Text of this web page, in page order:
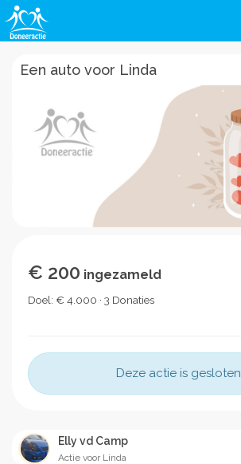
Een auto voor Linda
€ 200 ingezameld
Doel: € 4.000 · 3 Donaties
Deze actie is gesloten
Elly vd Camp
Actie voor Linda